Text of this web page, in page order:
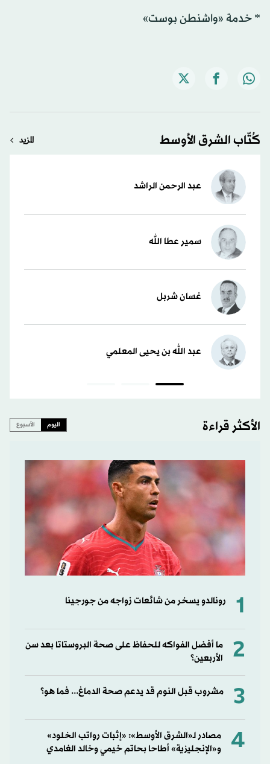
* خدمة «واشنطن بوست»
كُتّاب الشرق الأوسط المزيد
عبد الرحمن الراشد
سمير عطا الله
غسان شربل
عبد الله بن يحيى المعلمي
الأكثر قراءة اليوم الأسبوع
1 رونالدو يسخر من شائعات زواجه من جورجينا
2
ما أفضل الفواكه للحفاظ على صحة البروستاتا بعد سن
الأربعين؟
3 مشروب قبل النوم قد يدعم صحة الدماغ... فما هو؟
4
مصادر لـ«الشرق الأوسط»: «إثبات رواتب الخلود»
و«الإنجليزية» أطاحا بحاتم خيمي وخالد الغامدي